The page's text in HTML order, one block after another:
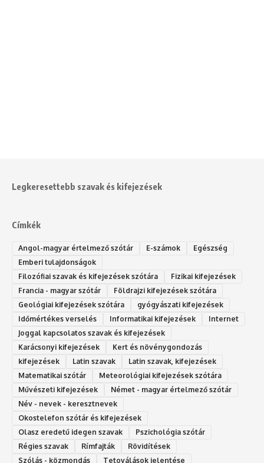
Legkeresettebb szavak és kifejezések
Címkék
Angol-magyar értelmező szótár E-számok
Egészség
Emberi tulajdonságok
Filozófiai szavak és kifejezések szótára
Fizikai kifejezések
Francia - magyar szótár
Földrajzi kifejezések szótára
Geológiai kifejezések szótára
gyógyászati kifejezések
Időmértékes verselés
Informatikai kifejezések
Internet
Joggal kapcsolatos szavak és kifejezések
Karácsonyi kifejezések
Kert és növénygondozás
kifejezések
Latin szavak
Latin szavak, kifejezések
Matematikai szótár
Meteorológiai kifejezések szótára
Művészeti kifejezések
Német - magyar értelmező szótár
Név - nevek - keresztnevek
Okostelefon szótár és kifejezések
Olasz eredetű idegen szavak
Ps‮gólohciz‬ia s‮átóz‬r
Régies szavak
Rímfajták
Rövidítések
Szólás - közmondás
Tetoválások jelentése